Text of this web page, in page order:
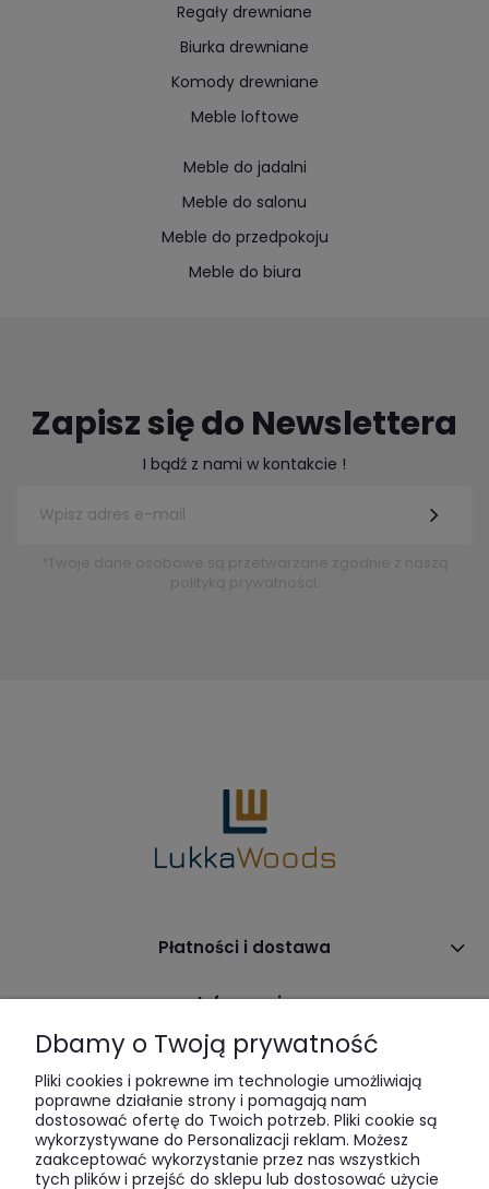
Regały drewniane
Biurka drewniane
Komody drewniane
Meble loftowe
Meble do jadalni
Meble do salonu
Meble do przedpokoju
Meble do biura
Zapisz się do Newslettera
I bądź z nami w kontakcie !
Płatności i dostawa
Informacje
O nas
Dbamy o Twoją prywatność
Pliki cookies i pokrewne im technologie umożliwiają
poprawne działanie strony i pomagają nam
dostosować ofertę do Twoich potrzeb. Pliki cookie są
wykorzystywane do Personalizacji reklam. Możesz
zaakceptować wykorzystanie przez nas wszystkich
tych plików i przejść do sklepu lub dostosować użycie